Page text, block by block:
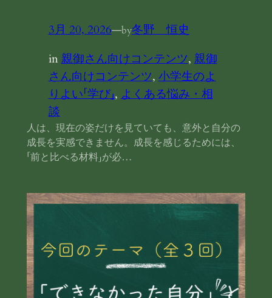
3月 20, 2026—by冬野 恒史
in親御さん向けコンテンツ, 親御
さん向けコンテンツ, 小学生のよ
りよい「学び」, よくある悩み・相
談
人は、現在の姿だけを見ていても、意外と自分の
成長を実感できません。成長を感じるためには、
「前と比べる材料」が必…